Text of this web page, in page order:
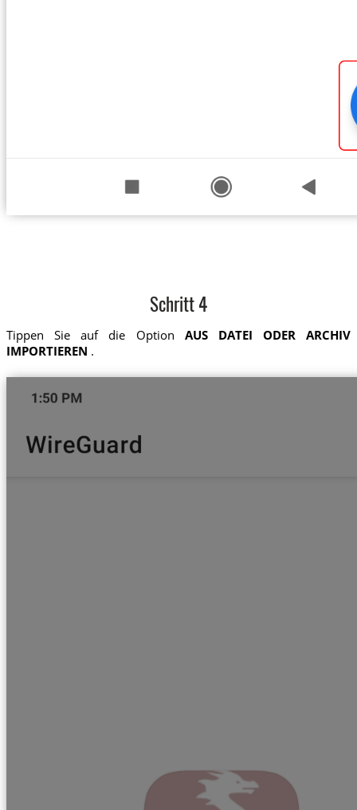
Schritt 4
Tippen Sie auf die Option AUS DATEI ODER ARCHIV
IMPORTIEREN .